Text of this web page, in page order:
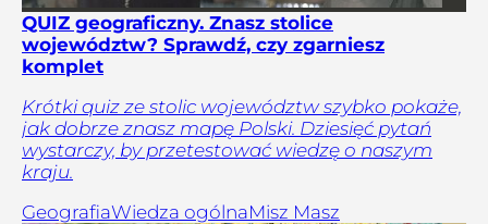
QUIZ geograficzny. Znasz stolice
województw? Sprawdź, czy zgarniesz
komplet
Krótki quiz ze stolic województw szybko pokaże,
jak dobrze znasz mapę Polski. Dziesięć pytań
wystarczy, by przetestować wiedzę o naszym
kraju.
GeografiaWiedza ogólnaMisz Masz